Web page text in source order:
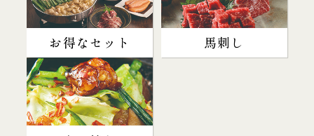
お得なセット 馬刺し